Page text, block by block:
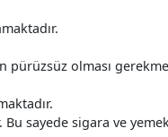
pürüzsüz olması
sayede sigara ve yemek